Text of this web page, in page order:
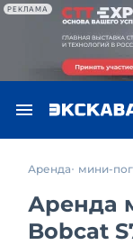
РЕКЛАМА
Аренда мини-
Аренда
Bobcat